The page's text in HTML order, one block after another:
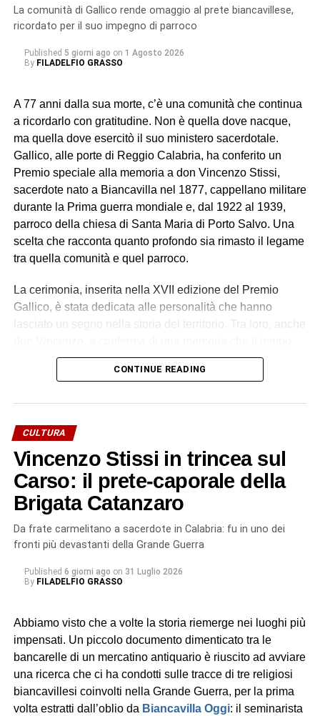
La comunità di Gallico rende omaggio al prete biancavillese,
ricordato per il suo impegno di parroco
Published 5 giorni ago on 1 Agosto 2026
By FILADELFIO GRASSO
A 77 anni dalla sua morte, c’è una comunità che continua
a ricordarlo con gratitudine. Non è quella dove nacque,
ma quella dove esercitò il suo ministero sacerdotale.
Gallico, alle porte di Reggio Calabria, ha conferito un
Premio speciale alla memoria a don Vincenzo Stissi,
sacerdote nato a Biancavilla nel 1877, cappellano militare
durante la Prima guerra mondiale e, dal 1922 al 1939,
parroco della chiesa di Santa Maria di Porto Salvo. Una
scelta che racconta quanto profondo sia rimasto il legame
tra quella comunità e quel parroco.
La cerimonia, inserita nella XVII edizione del Premio
Gallico, è stata dedicata alle personalità che hanno
lasciato un segno nella storia del territorio. Tra loro, anche
non è riuscito a cancellare. Per la famiglia è stato un
momento di intensa commozione. A ritirare il
Angelo Battaglia, odierno parroco.
«Anche se non eravamo presenti tutti – racconta a
Biancavilla OggiGrazia Mazzaglia, sorella di Mario – ci
siamo emozionati tantissimo. Io ho perfino pianto. Ma la
cosa che ci ha colpiti di più è stata l’accoglienza riservata
a Mario. Ha incontrato persone che ricordavano ancora
padre Stissi e perfino il nostro papà. Per noi è stata una
sacerdoti biancavillesi che hanno partecipato alla Grande
Guerra. Un racconto in tre puntate che ha sottratto
dall’oblio quei preti-soldato (oltre a Stissi, anchePlacido
NicolosiePasquale Castro), che vissero l’esperienza
della trincea.
CONTINUE READING
CULTURA
Vincenzo Stissi in trincea sul
Carso: il prete-caporale della
Brigata Catanzaro
Da frate carmelitano a sacerdote in Calabria: fu in uno dei
fronti più devastanti della Grande Guerra
Published 6 giorni ago on 31 Luglio 2026
By FILADELFIO GRASSO
Abbiamo visto che a volte la storia riemerge nei luoghi più
impensati. Un piccolo documento dimenticato tra le
bancarelle di un mercatino antiquario è riuscito ad avviare
una ricerca che ci ha condotti sulle tracce di tre religiosi
biancavillesi coinvolti nella Grande Guerra, per la prima
volta estratti dall’oblio da Biancavilla Oggi: il seminarista